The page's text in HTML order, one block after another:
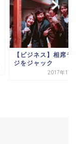
【ビジネス】相席ラ
ジをジャック
2017年11